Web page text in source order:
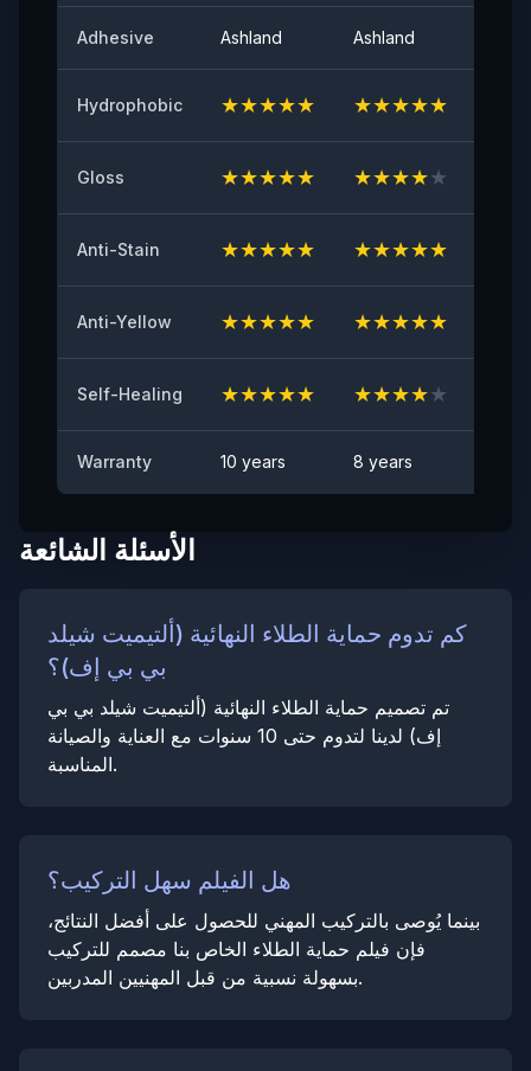
اللاصق الأولي
≤2
مقاومة البقع
لا توجد بقع مرئية
Adhesive Ashland Ashland
Hydrophobic ★★★★★ ★★★★★
Gloss ★★★★★ ★★★★★
Anti-Stain ★★★★★ ★★★★★
Anti-Yellow ★★★★★ ★★★★★
Self-Healing ★★★★★ ★★★★★
Warranty 10 years 8 years
الأسئلة الشائعة
كم تدوم حماية الطلاء النهائية (ألتيميت شيلد
بي بي إف)؟
تم تصميم حماية الطلاء النهائية (ألتيميت شيلد بي بي
إف) لدينا لتدوم حتى 10 سنوات مع العناية والصيانة
المناسبة.
هل الفيلم سهل التركيب؟
بينما يُوصى بالتركيب المهني للحصول على أفضل النتائج،
فإن فيلم حماية الطلاء الخاص بنا مصمم للتركيب
بسهولة نسبية من قبل المهنيين المدربين.